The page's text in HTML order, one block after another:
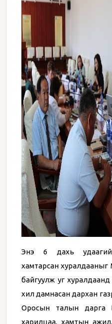
Энэ 6 дахь
хамтарсан
байгуулж уг
хил дамнасан дархан
Оросын талын дарга
харилцаа, хамтын